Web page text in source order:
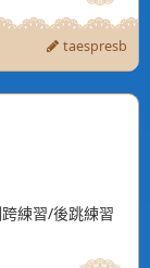
taespresb
練習/後跳練習